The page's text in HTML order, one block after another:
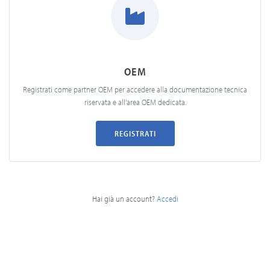
OEM
Registrati come partner OEM per accedere alla documentazione tecnica
riservata e all'area OEM dedicata.
REGISTRATI
Hai già un account?Accedi